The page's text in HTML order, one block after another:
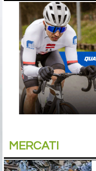
MERCATI